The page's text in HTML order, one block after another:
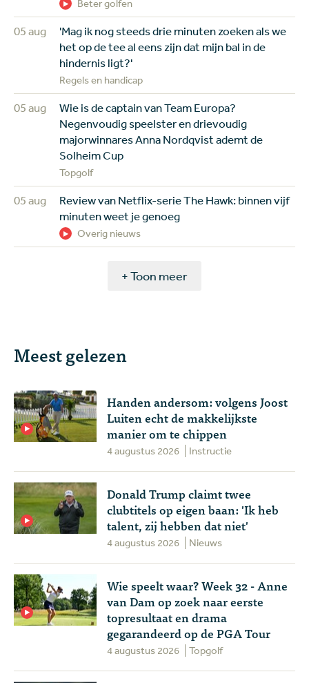
Beter golfen
05 aug
'Mag ik nog steeds drie minuten zoeken als we
het op de tee al eens zijn dat mijn bal in de
hindernis ligt?'
Regels en handicap
05 aug
Wie is de captain van Team Europa?
Negenvoudig speelster en drievoudig
majorwinnares Anna Nordqvist ademt de
Solheim Cup
Topgolf
05 aug
Review van Netflix-serie The Hawk: binnen vijf
minuten weet je genoeg
Overig nieuws
+ Toon meer
Meest gelezen
Handen andersom: volgens Joost
Luiten echt de makkelijkste
manier om te chippen
4 augustus 2026 Instructie
Donald Trump claimt twee
clubtitels op eigen baan: 'Ik heb
talent, zij hebben dat niet'
4 augustus 2026 Nieuws
Wie speelt waar? Week 32 - Anne
van Dam op zoek naar eerste
topresultaat en drama
gegarandeerd op de PGA Tour
4 augustus 2026 Topgolf